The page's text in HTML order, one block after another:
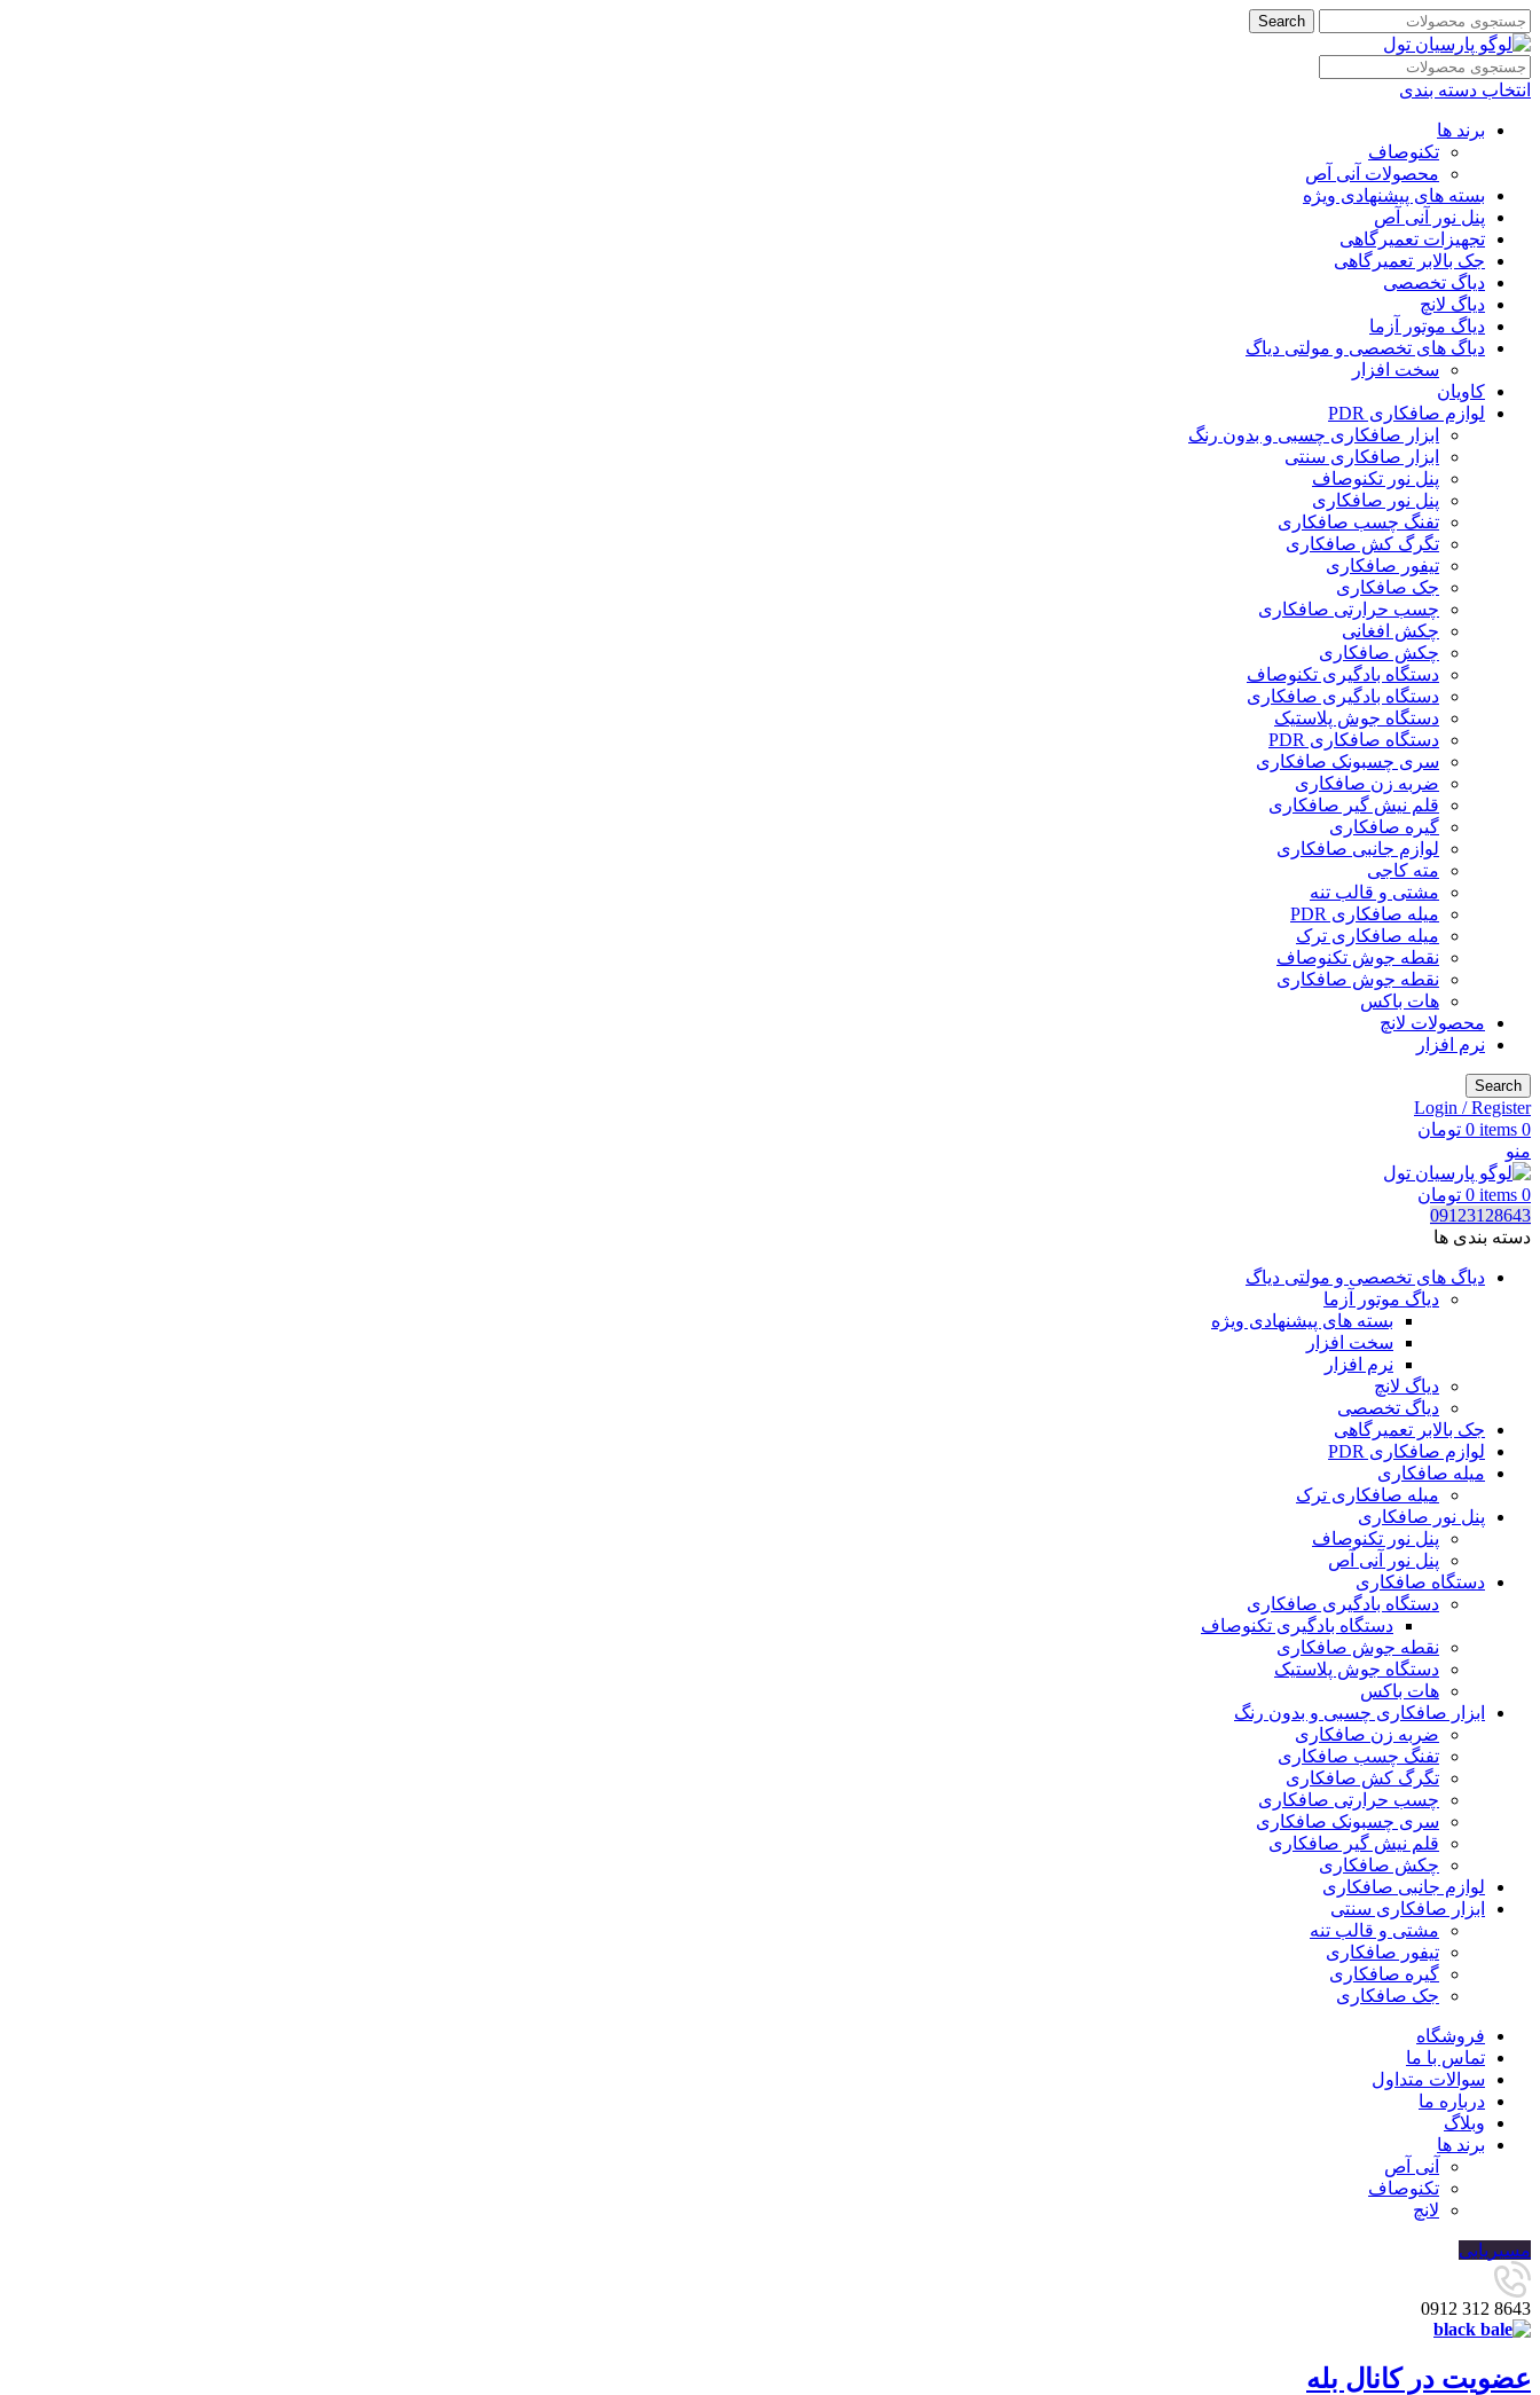
Search
انتخاب دسته بندی
برند ها
تکنوصاف
محصولات آنی آص
بسته های پیشنهادی ویژه
پنل نور آنی آص
تجهیزات تعمیرگاهی
جک بالابر تعمیرگاهی
دیاگ تخصصی
دیاگ لانچ
دیاگ موتور آزما
دیاگ های تخصصی و مولتی دیاگ
سخت افزار
کاویان
لوازم صافکاری PDR
ابزار صافکاری چسبی و بدون رنگ
ابزار صافکاری سنتی
پنل نور تکنوصاف
پنل نور صافکاری
تفنگ چسب صافکاری
تگرگ کش صافکاری
تیفور صافکاری
جک صافکاری
چسب حرارتی صافکاری
چکش افغانی
چکش صافکاری
دستگاه بادگیری تکنوصاف
دستگاه بادگیری صافکاری
دستگاه جوش پلاستیک
دستگاه صافکاری PDR
سری چسبونک صافکاری
ضربه زن صافکاری
قلم نیش گیر صافکاری
گیره صافکاری
لوازم جانبی صافکاری
مته کاجی
مشتی و قالب تنه
میله صافکاری PDR
میله صافکاری ترک
نقطه جوش تکنوصاف
نقطه جوش صافکاری
هات باکس
محصولات لانچ
نرم افزار
Search
Login / Register
0
items
0 تومان
منو
0
items
0 تومان
09123128643
دسته بندی ها
دیاگ های تخصصی و مولتی دیاگ
دیاگ موتور آزما
بسته های پیشنهادی ویژه
سخت افزار
نرم افزار
دیاگ لانچ
دیاگ تخصصی
جک بالابر تعمیرگاهی
لوازم صافکاری PDR
میله صافکاری
میله صافکاری ترک
پنل نور صافکاری
پنل نور تکنوصاف
پنل نور آنی آص
دستگاه صافکاری
دستگاه بادگیری صافکاری
دستگاه بادگیری تکنوصاف
نقطه جوش صافکاری
دستگاه جوش پلاستیک
هات باکس
ابزار صافکاری چسبی و بدون رنگ
ضربه زن صافکاری
تفنگ چسب صافکاری
تگرگ کش صافکاری
چسب حرارتی صافکاری
سری چسبونک صافکاری
قلم نیش گیر صافکاری
چکش صافکاری
لوازم جانبی صافکاری
ابزار صافکاری سنتی
مشتی و قالب تنه
تیفور صافکاری
گیره صافکاری
جک صافکاری
فروشگاه
تماس با ما
سوالات متداول
درباره ما
وبلاگ
برند ها
آنی آص
تکنوصاف
لانچ
مسیریابی
8643 312 0912
عضویت در کانال بله